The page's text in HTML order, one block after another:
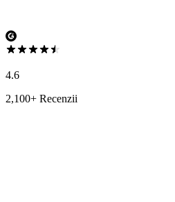
4.6
2,100+ Recenzii